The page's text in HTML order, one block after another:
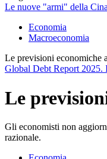
Le nuove "armi" della
Economia
Macroeconomia
Le previsioni economiche
Global Debt Report 2025.
Le
Gli economisti non
razionale.